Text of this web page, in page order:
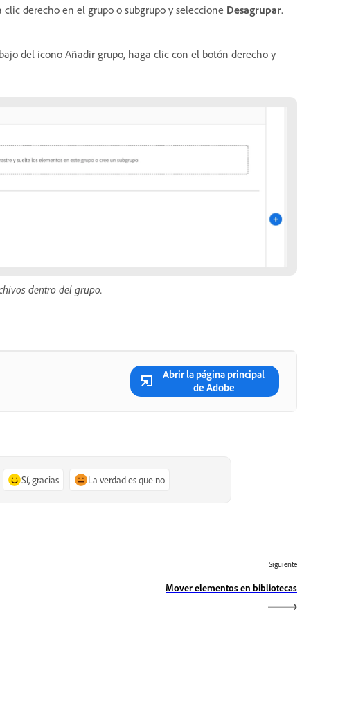
derecho en el grupo o subgrupo y seleccione Desagrupar.
del icono Añadir grupo, haga clic con el botón derecho y
dentro del grupo.
Abrir la página principal
de Adobe
Sí, gracias La verdad es que no
Siguiente
Mover elementos en bibliotecas